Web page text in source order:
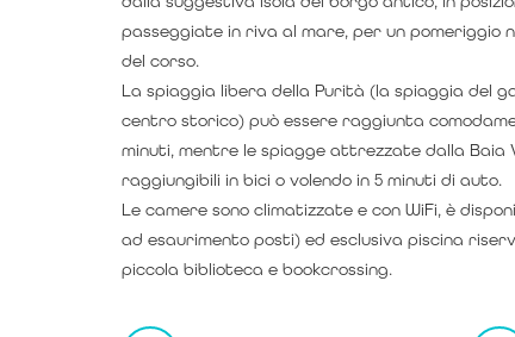
passeggiate in riva al mare, per un pomeriggio
del corso.
La spiaggia libera della Purità (la spiaggia del
centro storico) può essere raggiunta
minuti, mentre le spiagge attrezzate dalla Baia
raggiungibili in bici o volendo in 5 minuti di auto.
Le camere sono climatizzate e con WiFi, è
ad esaurimento posti) ed esclusiva piscina
piccola biblioteca e bookcrossing.